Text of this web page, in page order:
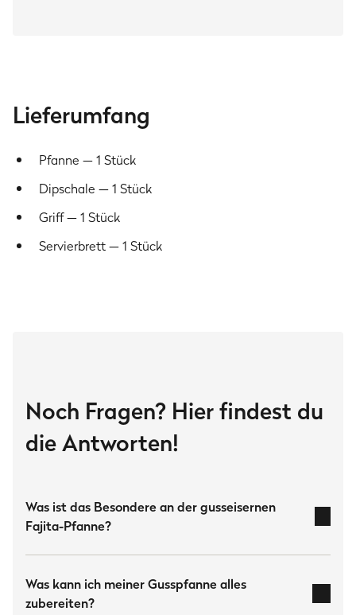
Material Servierbrett
Akazienholz
Artikelnummer
946107
Anzahl Pakete
1 Stück
36.4 × 21.8 × 1.8 cm
Herstellerinformation
Heesenstraße 31
40549 Düsseldorf
Deutschland
www.burnhard.com/de
Downloads
Lieferumfang
Pfanne — 1 Stück
Dipschale — 1 Stück
Griff — 1 Stück
Servierbrett — 1 Stück
Noch Fragen? Hier findest du
die Antworten!
Was ist das Besondere an der gusseisernen
Fajita-Pfanne?
massive Gusseisen
Was kann ich meiner Gusspfanne alles
zubereiten?